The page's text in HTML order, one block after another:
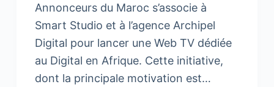
Annonceurs du Maroc s’associe à
Smart Studio et à l’agence Archipel
Digital pour lancer une Web TV dédiée
au Digital en Afrique. Cette initiative,
dont la principale motivation est…